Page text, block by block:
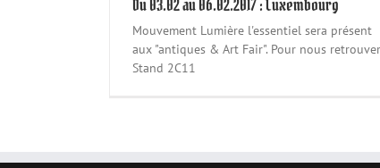
Du 03.02 au 06.02.2017 : Luxembourg
Mouvement Lumière l'essentiel sera présent
aux "antiques & Art Fair". Pour nous
Stand 2C11